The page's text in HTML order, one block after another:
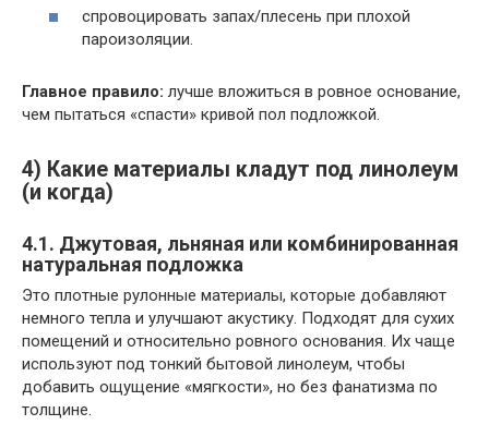
спровоцировать запах/плесень при плохой
пароизоляции.
Главное правило: лучше вложиться в ровное основание,
чем пытаться «спасти» кривой пол подложкой.
4) Какие материалы кладут под линолеум
(и когда)
4.1. Джутовая, льняная или комбинированная
натуральная подложка
Это плотные рулонные материалы, которые добавляют
немного тепла и улучшают акустику. Подходят для сухих
помещений и относительно ровного основания. Их чаще
используют под тонкий бытовой линолеум, чтобы
добавить ощущение «мягкости», но без фанатизма по
толщине.